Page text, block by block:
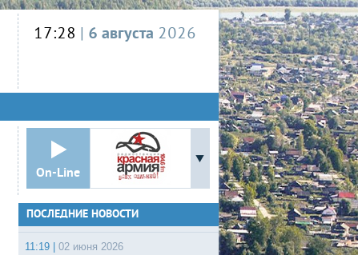
17:28 | 6 августа 2026
On-Line
ПОСЛЕДНИЕ НОВОСТИ
11:19 |
02 июня 2026